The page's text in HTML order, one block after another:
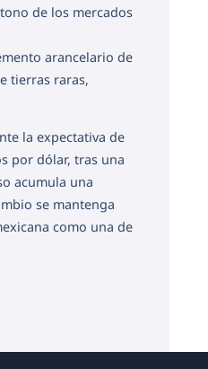
de los mercados
arancelario de
tierras raras,
la expectativa de
por dólar, tras una
acumula una
se mantenga
como una de